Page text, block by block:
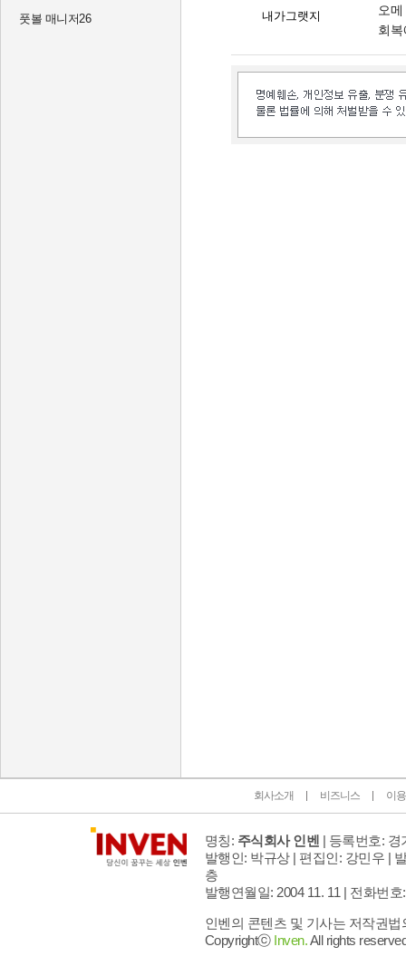
풋볼 매니저26
내가그랫지
오
회
회사소개 비즈니스 이
명칭: 주식회사 인벤 | 등록번호: 경
발행인: 박규상 | 편집인: 강민우 |
층
발행연월일: 2004 11. 11 | 전화번호
인벤의 콘텐츠 및 기사는 저작권
Copyrightⓒ Inven.All rights